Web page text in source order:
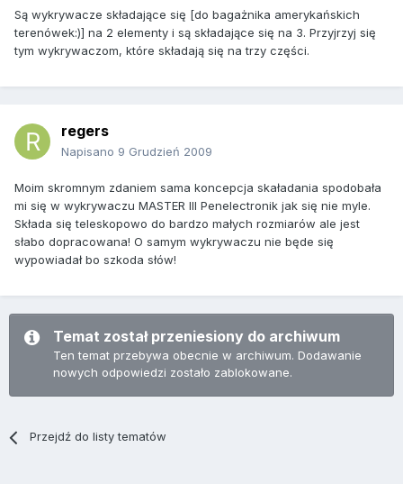
Są wykrywacze składające się [do bagażnika amerykańskich
terenówek:)] na 2 elementy i są składające się na 3. Przyjrzyj się
tym wykrywaczom, które składają się na trzy części.
regers
Napisano 9 Grudzień 2009
Moim skromnym zdaniem sama koncepcja skaładania spodobała
mi się w wykrywaczu MASTER III Penelectronik jak się nie myle.
Składa się teleskopowo do bardzo małych rozmiarów ale jest
słabo dopracowana! O samym wykrywaczu nie będe się
wypowiadał bo szkoda słów!
Temat został przeniesiony do archiwum
Ten temat przebywa obecnie w archiwum. Dodawanie
nowych odpowiedzi zostało zablokowane.
Przejdź do listy tematów